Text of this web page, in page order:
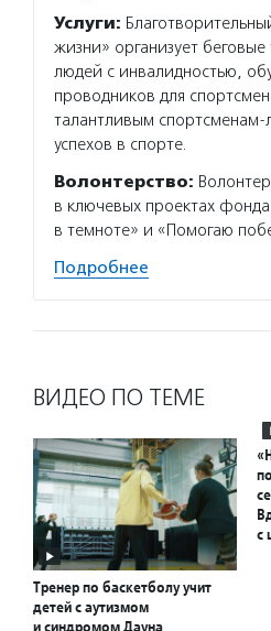
Услуги:
жизни» организует
людей с инвалидностью,
проводников для
талантливым спортсменам-
успехов в спорте.
Волонтерство:
в ключевых проектах
в темноте» и «Помогаю
Подробнее
ВИДЕО ПО ТЕМЕ
Тренер по баскетболу учит
детей с аутизмом
и синдромом Дауна
с